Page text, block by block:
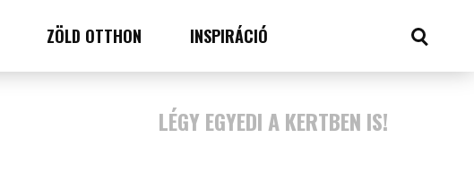
ZÖLD OTTHON INSPIRÁCIÓ
LÉGY EGYEDI A KERTBEN IS!